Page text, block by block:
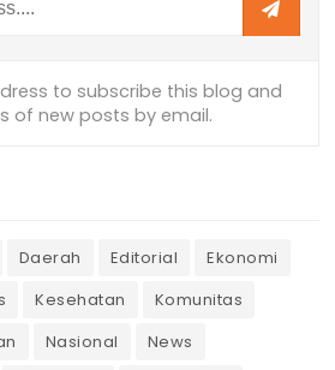
Daerah Editorial
Ekonomi
Kesehatan
Komunitas
Nasional
News